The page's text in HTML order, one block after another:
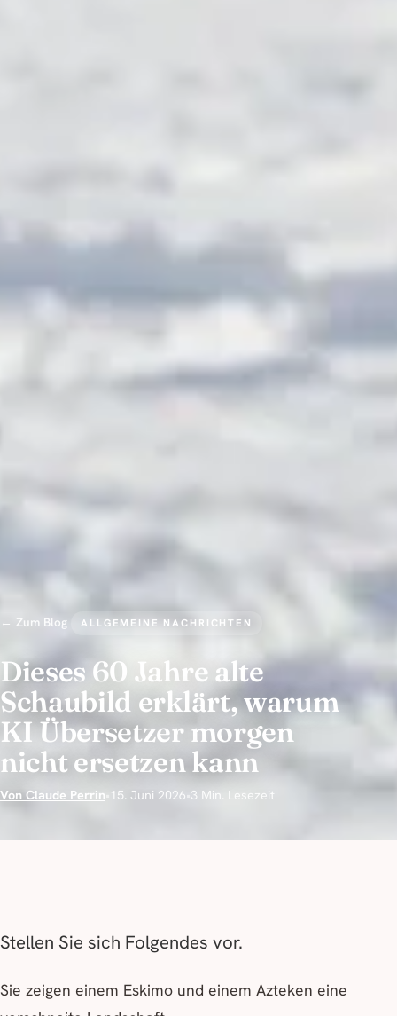
← Zum Blog ALLGEMEINE NACHRICHTEN
Dieses 60 Jahre alte
Schaubild erklärt, warum
KI Übersetzer morgen
nicht ersetzen kann
Von Claude Perrin• 15. Juni 2026 3 Min. Lesezeit
Stellen Sie sich Folgendes vor.
Sie zeigen einem Eskimo und einem Azteken eine